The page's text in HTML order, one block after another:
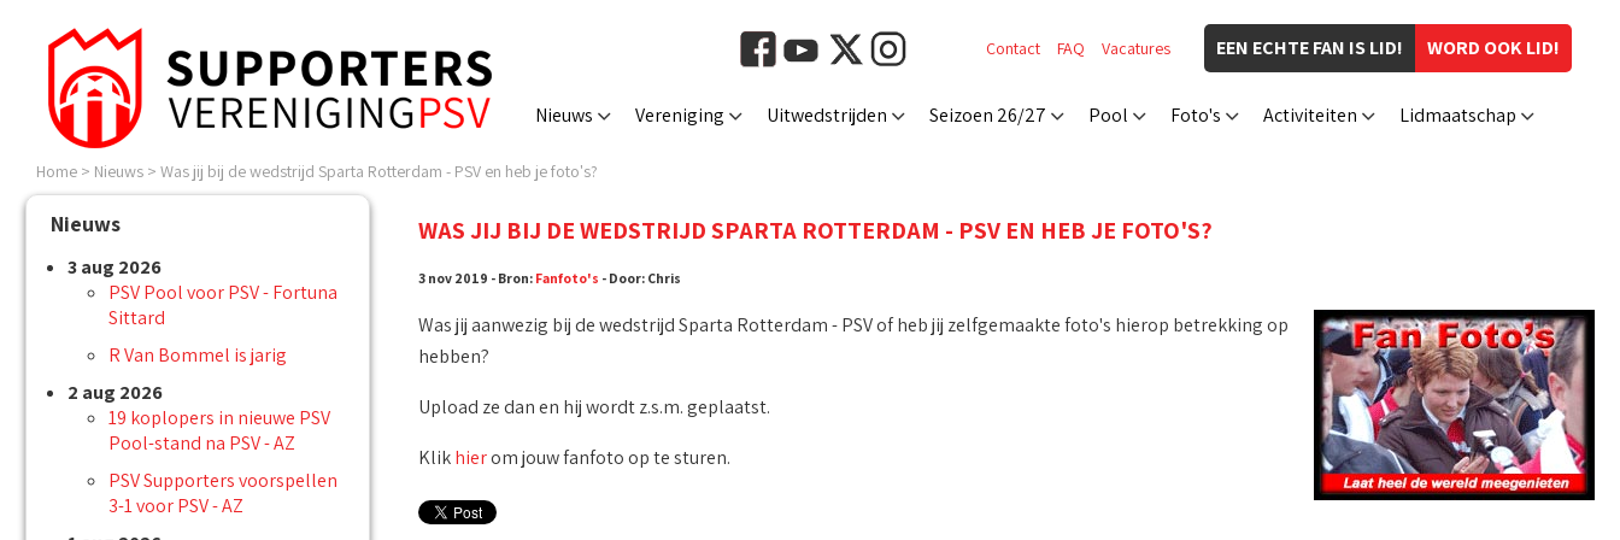
WORD OOK LID!
EEN ECHTE FAN IS LID!
Contact FAQ Vacatures
Nieuws Vereniging Uitwedstrijden Seizoen 26/27 Pool Foto's Activiteiten Lidmaatschap
Home > Nieuws > Was jij bij de wedstrijd Sparta Rotterdam - PSV en heb je foto's?
Nieuws
3 aug 2026
PSV Pool voor PSV - Fortuna
Sittard
R Van Bommel is jarig
2 aug 2026
19 koplopers in nieuwe PSV
Pool-stand na PSV - AZ
PSV Supporters voorspellen
3-1 voor PSV - AZ
WAS JIJ BIJ DE WEDSTRIJD SPARTA ROTTERDAM - PSV EN HEB JE FOTO'S?
3 nov 2019 - Bron: Fanfoto's - Door: Chris
Was jij aanwezig bij de wedstrijd Sparta Rotterdam - PSV of heb jij zelfgemaakte foto's hierop betrekking op
hebben?
Upload ze dan en hij wordt z.s.m. geplaatst.
Klikhierom jouw fanfoto op te sturen.